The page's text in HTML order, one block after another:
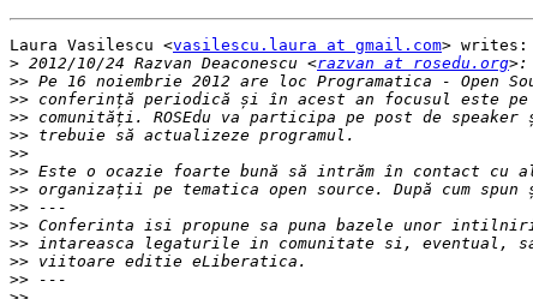
Laura Vasilescu <vasilescu.laura at gmail.com> writes:
> 2012/10/24 Razvan Deaconescu <razvan at rosedu.org
>>
>>
>>
>>
>>
>>
>>
>>
>>
>>
>>
>>